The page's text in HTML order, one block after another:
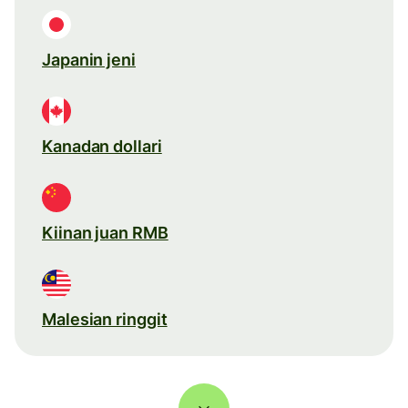
Japanin jeni
Kanadan dollari
Kiinan juan RMB
Malesian ringgit